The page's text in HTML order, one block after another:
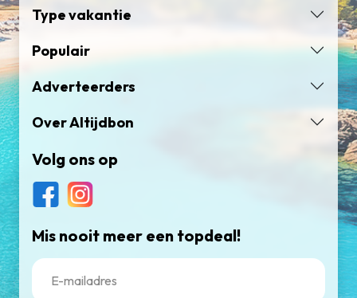
Type vakantie
Populair
Adverteerders
Over Altijdbon
Volg ons op
Mis nooit meer een topdeal!